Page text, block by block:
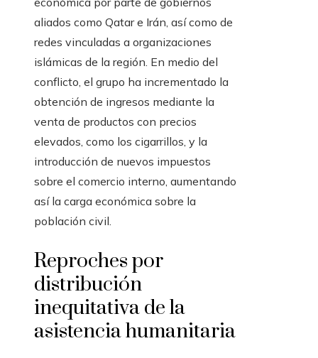
aliados como Qatar e Irán, así como de
redes vinculadas a organizaciones
islámicas de la región. En medio del
conflicto, el grupo ha incrementado la
obtención de ingresos mediante la
venta de productos con precios
elevados, como los cigarrillos, y la
introducción de nuevos impuestos
sobre el comercio interno, aumentando
así la carga económica sobre la
población civil.
Reproches por
distribución
inequitativa de la
asistencia humanitaria